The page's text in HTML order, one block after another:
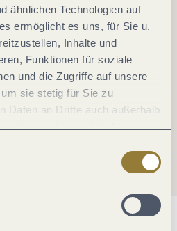
ähnlichen Technologien auf
ermöglicht es uns, für Sie u.
Inhalte und
Funktionen für soziale
und die Zugriffe auf unsere
sie stetig für Sie zu
Daten an Dritte auch außerhalb
Mit der Auswahl "Alle
in der Nutzung